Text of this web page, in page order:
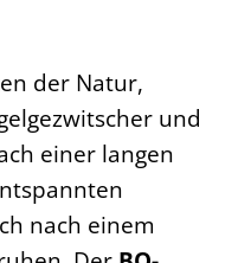
der Natur,
und
einer langen
nach einem